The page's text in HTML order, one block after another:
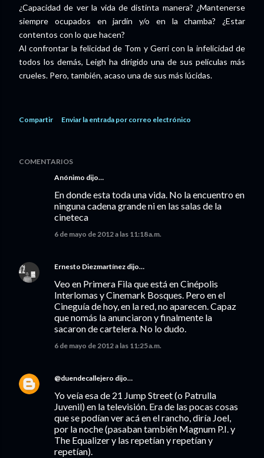
¿Capacidad de ver la vida de distinta manera? ¿Mantenerse
siempre ocupados en jardín y/o en la chamba? ¿Estar
contentos con lo que hacen?
Al confrontar la felicidad de Tom y Gerri con la infelicidad de
todos los demás, Leigh ha dirigido una de sus películas más
crueles. Pero, también, acaso una de sus más lúcidas.
Compartir Enviar la entrada por correo electrónico
COMENTARIOS
Anónimo dijo…
En donde esta toda una vida. No la encuentro en
ninguna cadena grande ni en las salas de la
cineteca
6 de mayo de 2012 a las 11:18 a.m.
Ernesto Diezmartínez dijo…
Veo en Primera Fila que está en Cinépolis
Interlomas y Cinemark Bosques. Pero en el
Cineguía de hoy, en la red, no aparecen. Capaz
que nomás la anunciaron y finalmente la
sacaron de cartelera. No lo dudo.
6 de mayo de 2012 a las 11:25 a.m.
@duendecallejero dijo…
Yo veía esa de 21 Jump Street (o Patrulla
Juvenil) en la televisión. Era de las pocas cosas
que se podían ver acá en el rancho, diría Joel,
por la noche (pasaban también Magnum P.I. y
The Equalizer y las repetían y repetían y
repetían).